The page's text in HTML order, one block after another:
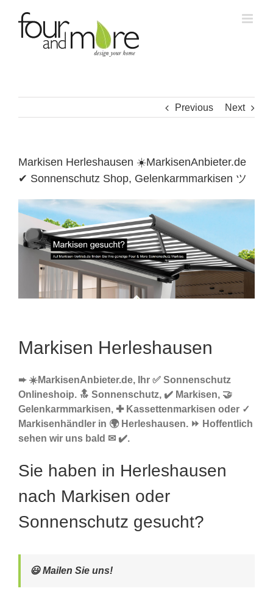
content
Previous Next
Markisen Herleshausen ☀️MarkisenAnbieter.de
✔ Sonnenschutz Shop, Gelenkarmmarkisen ツ
Markisen Herleshausen
➨ ☀️MarkisenAnbieter.de, Ihr ✅ Sonnenschutz
Onlineshoip. 🔝 Sonnenschutz, ✔️ Markisen, 🤝
Gelenkarmmarkisen, ✚ Kassettenmarkisen oder ✓
Markisenhändler in 🌍 Herleshausen. ⏩ Hoffentlich
sehen wir uns bald ✉ ✔️.
Sie haben in Herleshausen
nach Markisen oder
Sonnenschutz gesucht?
😃 Mailen Sie uns!